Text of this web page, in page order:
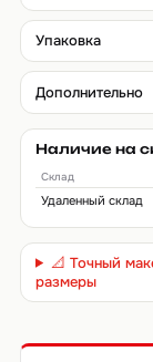
Упаковка
Дополнительно
Наличие на
Склад
Удаленный склад
📐 Точный
размеры